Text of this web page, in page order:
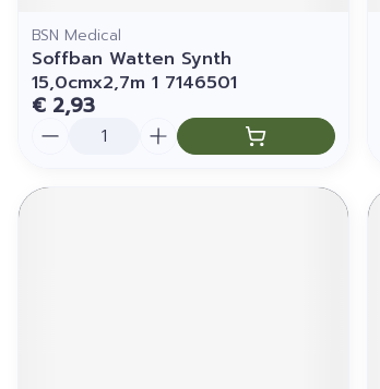
BSN Medical
Soffban Watten Synth
15,0cmx2,7m 1 7146501
€ 2,93